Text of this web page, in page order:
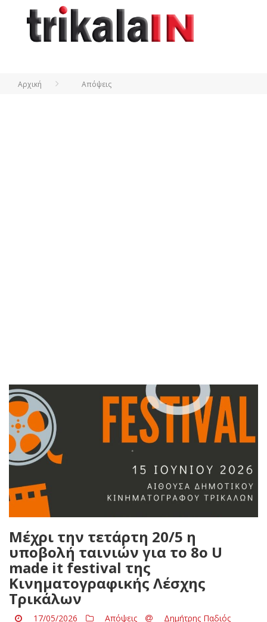
Αρχική Απόψεις
Μέχρι την τετάρτη 20/5 η
υποβολή ταινιών για το 8ο U
made it festival της
Κινηματογραφικής Λέσχης
Τρικάλων
17/05/2026 Απόψεις Δημήτρης Παδιός